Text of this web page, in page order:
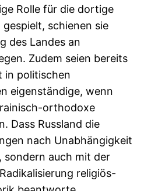
Rolle für die dortige
schienen sie
des Landes an
Zudem seien bereits
in politischen
eigenständige, wenn
orthodoxe
Dass Russland die
nach Unabhängigkeit
sondern auch mit der
religiös-